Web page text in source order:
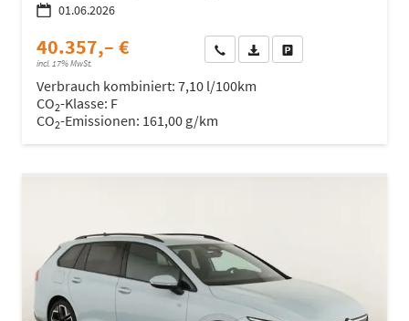
01.06.2026
40.357,– €
incl. 17% MwSt.
Wir rufen Sie anFahrzeugexposé (PDF)
Verbrauch kombiniert: 7,10 l/100km
CO2-Klasse: F
CO2-Emissionen: 161,00 g/km